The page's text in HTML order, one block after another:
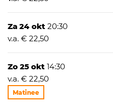
Za 24 okt 20:30
v.a. € 22,50
Zo 25 okt 14:30
v.a. € 22,50
Matinee